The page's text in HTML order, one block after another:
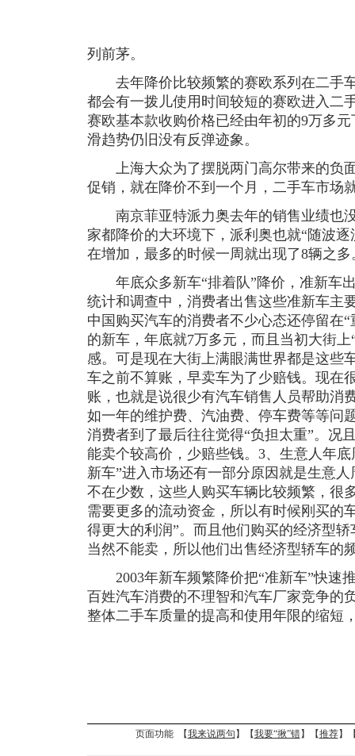
列前茅。
去年降价比较频繁的赛欧系列在二手
都会有一拨儿使用时间较短的赛欧进入二
赛欧基本款收购价格已经由年初的9万多
滑趋势仍旧没有反弹迹象。
上海大众为了摆脱两门高尔带来的负
促销，就在降价不到一个月，二手车市场
南京菲亚特派力奥去年的销售业绩也
家都降价的大环境下，派利奥也就“随波
在增加，最多的时候一周就出现了8辆之多
年底众多新车“排着队”降价，准新车出
统计和调查中，消费者出售这些准新车主
中国购买汽车的消费者不少心态还停留在
的新车，年底就7万多元，而且当初大街
感。可是现在大街上满眼满世界都是这些
车之前不算账，早卖车为了少赔钱。现在
账，也就是说很少有汽车销售人员帮助消
如一年的维护费、汽油费、停车费等等问
消费者到了最后往往觉得“负担太重”。况
能卖个较高价，少赔些钱。3、生意人年
新车”进入市场还有一部分原因就是生意
不在少数，这些人购买车辆比较频繁，很
需要更多的流动资金，所以有时候刚买的
得更大的利润”。而且他们购买的经济型
当然不能卖，所以他们出售经济型轿车的
2003年新车频繁降价把“准新车”快速
百姓汽车消费的不理智和汽车厂家竞争的
整体二手车质量的提高和使用年限的缩短
页面功能 【我来说两句 】【我要“揪”错】【推荐】